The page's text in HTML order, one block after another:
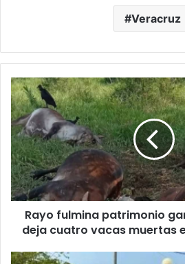
Veracruz
Rayo
fulmina
patrimonio
ganadero:
tormenta
deja
cuatro
vacas
muertas
Jesús
Rayo fulmina patrimonio
deja cuatro vacas muertas
ENTRE